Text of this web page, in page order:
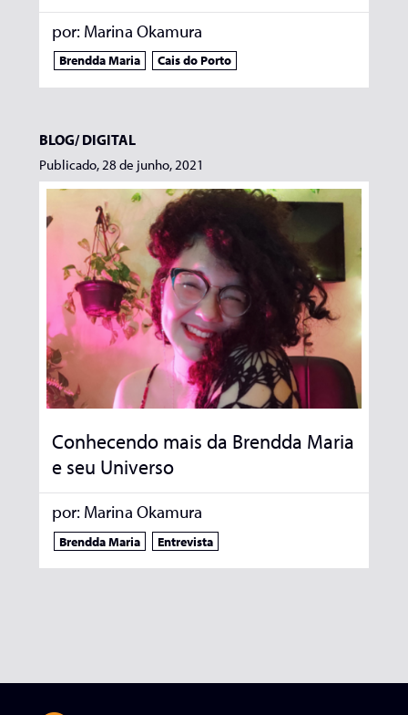
por: Marina Okamura
Brendda Maria Cais do Porto
BLOG/DIGITAL
Publicado, 28 de junho, 2021
Conhecendo mais da Brendda Maria
e seu Universo
por: Marina Okamura
Brendda Maria Entrevista